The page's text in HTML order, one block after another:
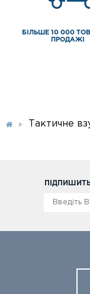
БІЛЬШЕ 10 000
ПРОДАЖІ
Тактичне